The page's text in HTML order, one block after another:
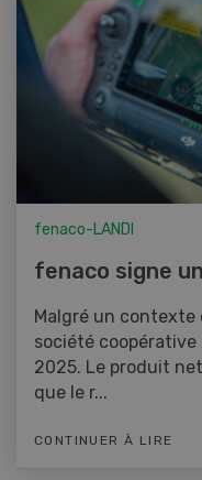
fenaco-LANDI
fenaco signe
Malgré un
société
2025. Le produit
que le r...
CONTINUER À LIRE